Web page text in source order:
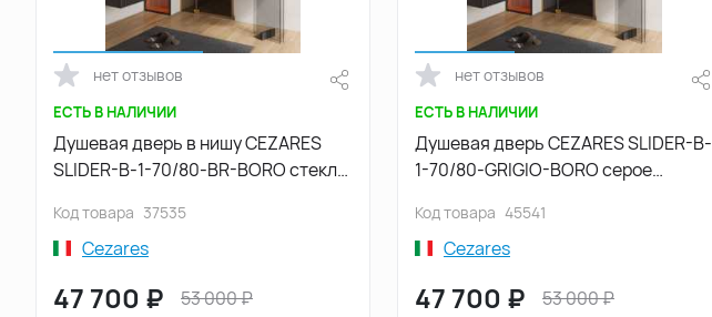
нет отзывов
ЕСТЬ В НАЛИЧИИ
Душевая дверь в нишу CEZARES
SLIDER-B-1-70/80-BR-BORO стекло
Брашированное золото
Код товара 37535
Cezares
47 700 ₽ 53 000₽
нет отзывов
ЕСТЬ В НАЛИЧИИ
Душевая дверь CEZARES SLIDER-B-
1-70/80-GRIGIO-BORO серое
золото
Код товара 45541
Cezares
47 700 ₽ 53 000₽